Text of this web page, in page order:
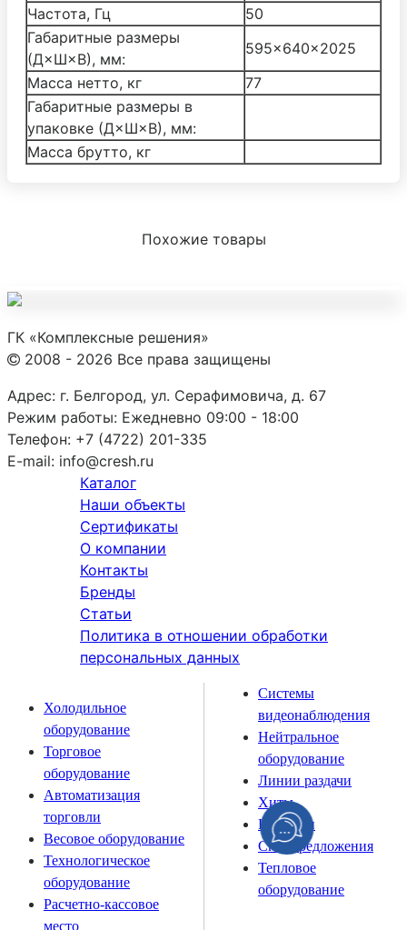
Частота, Гц
50
Габаритные размеры
(Д×Ш×В), мм:
595×640×2025
Масса нетто, кг
77
Габаритные размеры в
упаковке (Д×Ш×В), мм:
Масса брутто, кг
Похожие товары
ГК «Комплексные решения»
2008 - 2026 Все права защищены
Адрес: г. Белгород, ул. Серафимовича, д. 67
Режим работы: Ежедневно 09:00 - 18:00
Телефон: +7 (4722) 201-335
E-mail: info@cresh.ru
Каталог
Наши объекты
Сертификаты
О компании
Контакты
Бренды
Статьи
Политика в отношении обработки
персональных данных
Холодильное
оборудование
Торговое
оборудование
Автоматизация
торговли
Весовое оборудование
Технологическое
оборудование
Расчетно-кассовое
место
Системы
видеонаблюдения
Нейтральное
оборудование
Линии раздачи
Хиты
Новинки
Спецпредложения
Тепловое
оборудование